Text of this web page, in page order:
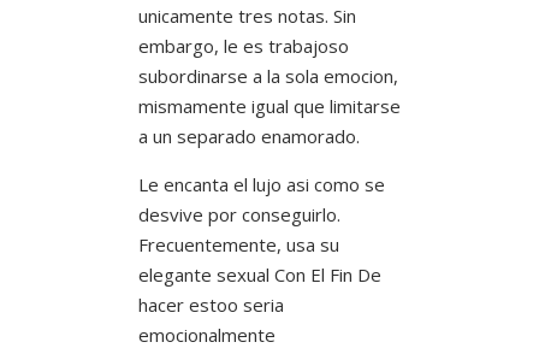
unicamente tres notas. Sin
embargo, le es trabajoso
subordinarse a la sola emocion,
mismamente igual que limitarse
a un separado enamorado.
Le encanta el lujo asi­ como se
desvive por conseguirlo.
Frecuentemente, usa su
elegante sexual Con El Fin De
hacer estoo seri­a
emocionalmente